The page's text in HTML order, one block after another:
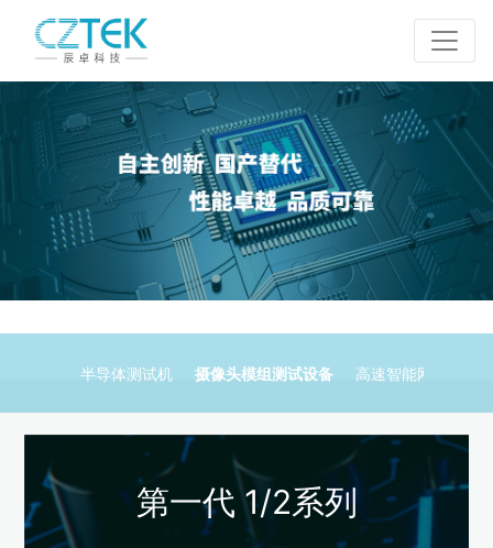
半导体测试机 摄像头模组测试设备 高速智能网卡
第一代 1/2系列